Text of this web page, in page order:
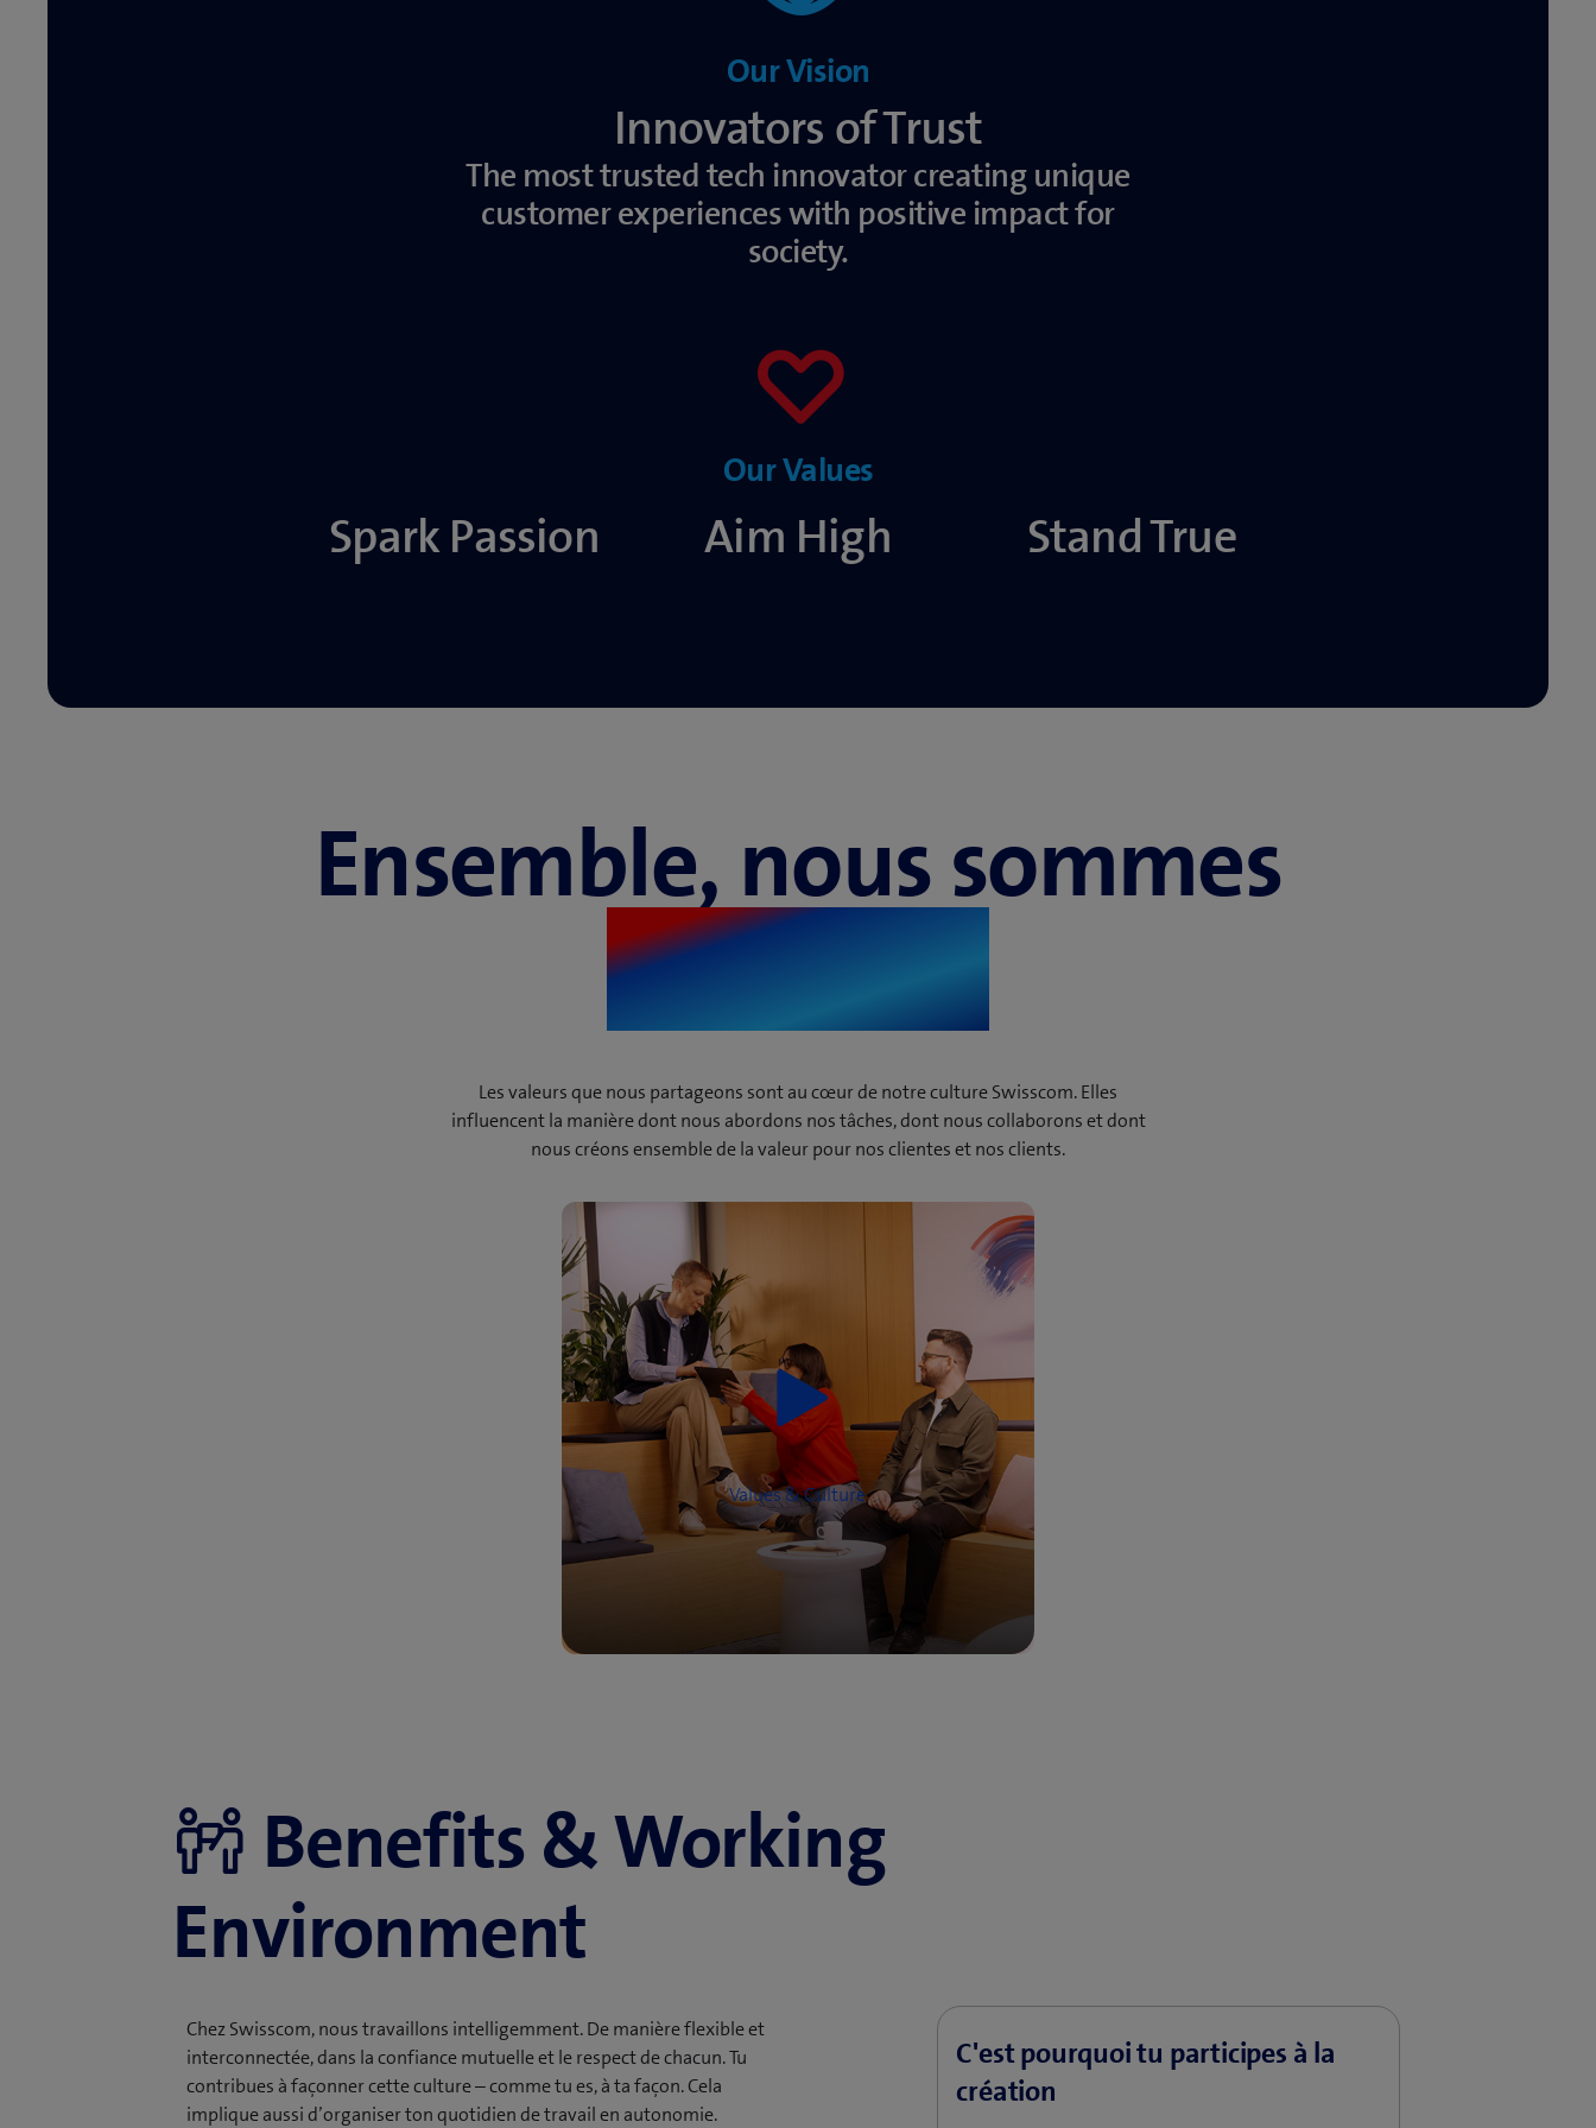
Our Vision
Innovators of Trust
The most trusted tech innovator creating unique
customer experiences with positive impact for
society.
Our Values
Spark Passion Aim High Stand True
Ensemble, nous sommes
Swisscom
Les valeurs que nous partageons sont au cœur de notre culture Swisscom. Elles
influencent la manière dont nous abordons nos tâches, dont nous collaborons et dont
nous créons ensemble de la valeur pour nos clientes et nos clients.
Values & Culture
Benefits & Working
Environment
Chez Swisscom, nous travaillons intelligemment. De manière flexible et
interconnectée, dans la confiance mutuelle et le respect de chacun. Tu
contribues à façonner cette culture – comme tu es, à ta façon. Cela
implique aussi d’organiser ton quotidien de travail en autonomie.
C'est pourquoi tu participes à la
création